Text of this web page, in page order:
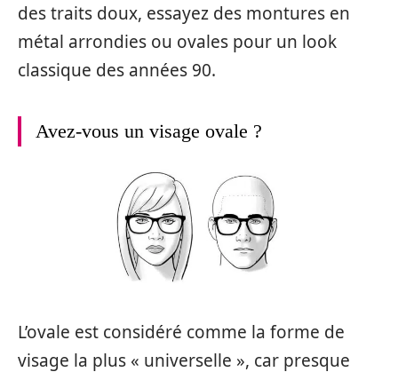
des traits doux, essayez des montures en
métal arrondies ou ovales pour un look
classique des années 90.
Avez-vous un visage ovale ?
L’ovale est considéré comme la forme de
visage la plus « universelle », car presque